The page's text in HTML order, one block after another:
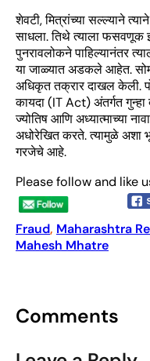
शेवटी, मित्रांच्या सल्ल्याने
साधला. तिथे त्याला फसवणूक
पुनरावलोकने पाहिल्यानंतर
या जाळ्यात अडकले आहेत.
अधिकृत तक्रार दाखल केली.
कायदा (IT Act) अंतर्गत
ज्योतिष आणि अध्यात्माच्या
अधोरेखित करते. त्यामुळे अशा
गरजेचे आहे.
Please follow and like
Fraud, Maharashtra
Mahesh Mhatre
Comments